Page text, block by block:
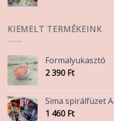
KIEMELT TERMÉKEINK
Formalyukasztó
2 390 Ft
Sima spirálfüzet
1 460 Ft